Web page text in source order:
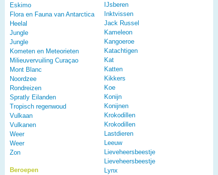
Eskimo
Flora en Fauna van Antarctica
Heelal
Jungle
Jungle
Kometen en Meteorieten
Milieuvervuiling Curaçao
Mont Blanc
Noordzee
Rondreizen
Spratly Eilanden
Tropisch regenwoud
Vulkaan
Vulkanen
Weer
Weer
Zon
Beroepen
IJsberen
Inktvissen
Jack Russel
Kameleon
Kangoeroe
Katachtigen
Kat
Katten
Kikkers
Koe
Konijn
Konijnen
Krokodillen
Krokodillen
Lastdieren
Leeuw
Lieveheersbeestje
Lieveheersbeestje
Lynx